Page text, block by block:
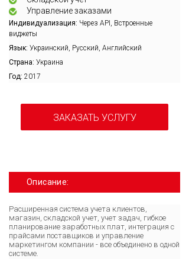
Управление заказами
Индивидуализация: Через API, Встроенные
виджеты
Язык: Украинский, Русский, Английский
Страна: Украина
Год: 2017
ЗАКАЗАТЬ УСЛУГУ
Описание:
Расширенная система учета клиентов,
магазин, складской учет, учет задач, гибкое
планирование заработных плат, интеграция с
прайсами поставщиков и управление
маркетингом компании - все объединено в одной
системе.